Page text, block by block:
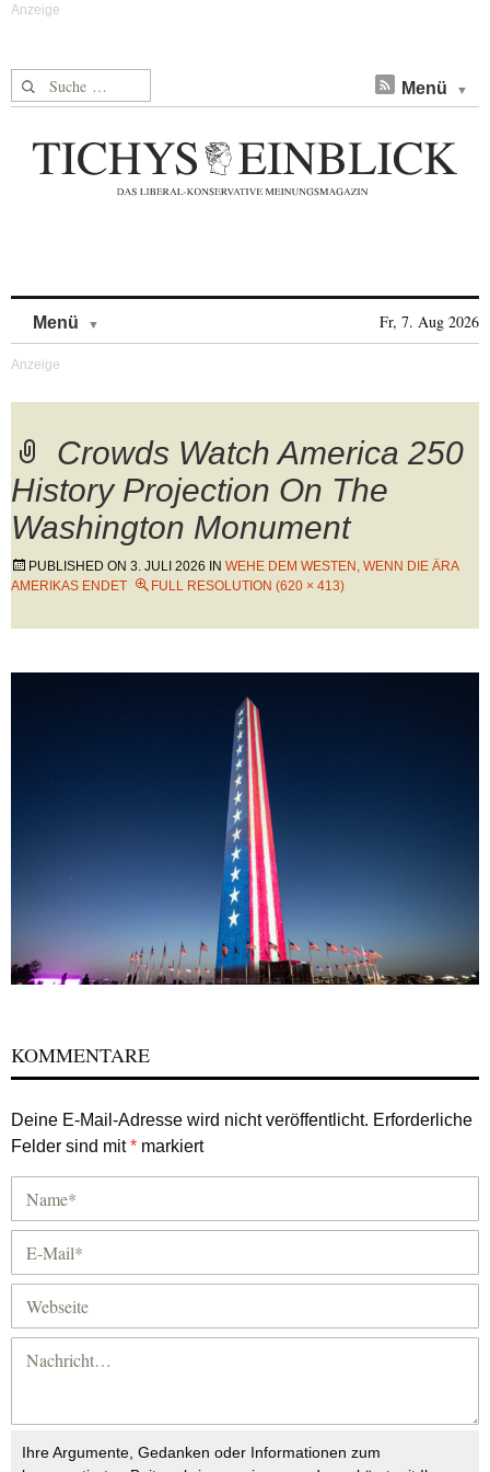
Suche nach: Menü
Menü Fr, 7. Aug 2026
Crowds Watch America 250
History Projection On The
Washington Monument
PUBLISHED ON 3. JULI 2026 IN WEHE DEM WESTEN, WENN DIE ÄRA
AMERIKAS ENDET
FULL RESOLUTION (620 × 413)
KOMMENTARE
Deine E-Mail-Adresse wird nicht veröffentlicht. Erforderliche
Felder sind mit* markiert
Ihre Argumente, Gedanken oder Informationen zum